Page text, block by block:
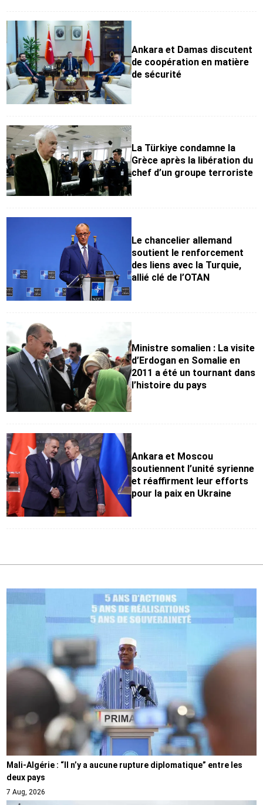
Ankara et Damas discutent
de coopération en matière
de sécurité
La Türkiye condamne la
Grèce après la libération du
chef d’un groupe terroriste
Le chancelier allemand
soutient le renforcement
des liens avec la Turquie,
allié clé de l’OTAN
Ministre somalien : La visite
d’Erdogan en Somalie en
2011 a été un tournant dans
l’histoire du pays
Ankara et Moscou
soutiennent l’unité syrienne
et réaffirment leur efforts
pour la paix en Ukraine
Mali-Algérie : “Il n’y a aucune rupture diplomatique” entre les
deux pays
7 Aug, 2026